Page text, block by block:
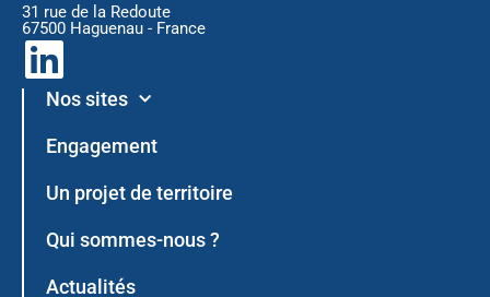
31 rue de la Redoute
67500 Haguenau - France
L
i
n
k
e
d
Nos sites
Engagement
Un projet de territoire
Qui sommes-nous ?
Actualités